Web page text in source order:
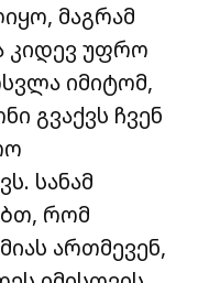
მაგრამ
კიდევ უფრო
იმიტომ,
გვაქვს ჩვენ
სანამ
რომ
ართმევენ,